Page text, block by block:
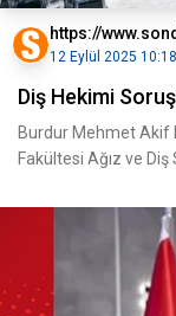
https://
12 Eylül 2025 10:18
Diş Hekimi
Burdur Mehmet Akif
Fakültesi Ağız ve Diş